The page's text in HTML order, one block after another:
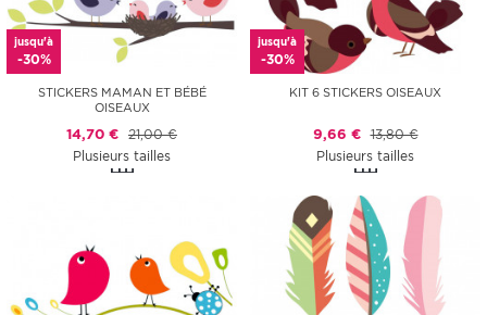
jusqu'à
-30%
STICKERS MAMAN ET BÉBÉ
OISEAUX
14,70 € 21,00 €
Plusieurs tailles
jusqu'à
-30%
KIT 6 STICKERS OISEAUX
9,66 € 13,80 €
Plusieurs tailles